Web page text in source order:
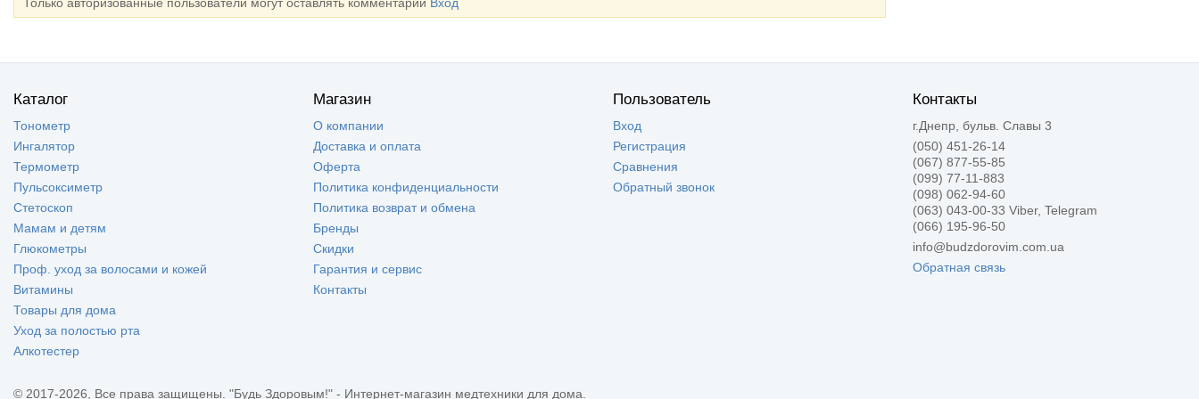
Каталог
Тонометр
Ингалятор
Термометр
Пульсоксиметр
Стетоскоп
Мамам и детям
Глюкометры
Проф. уход за волосами и кожей
Витамины
Товары для дома
Уход за полостью рта
Алкотестер
Магазин
О компании
Доставка и оплата
Оферта
Политика конфиденциальности
Политика возврат и обмена
Бренды
Скидки
Гарантия и сервис
Контакты
Пользователь
Вход
Регистрация
Сравнения
Обратный звонок
Контакты
г.Днепр, бульв. Славы 3
(050) 451-26-14
(067) 877-55-85
(099) 77-11-883
(098) 062-94-60
(063) 043-00-33 Viber, Telegram
(066) 195-96-50
info@budzdorovim.com.ua
Обратная связь
© 2017-2026, Все права защищены. "Будь Здоровым!" - Интернет-магазин медтехники для дома.